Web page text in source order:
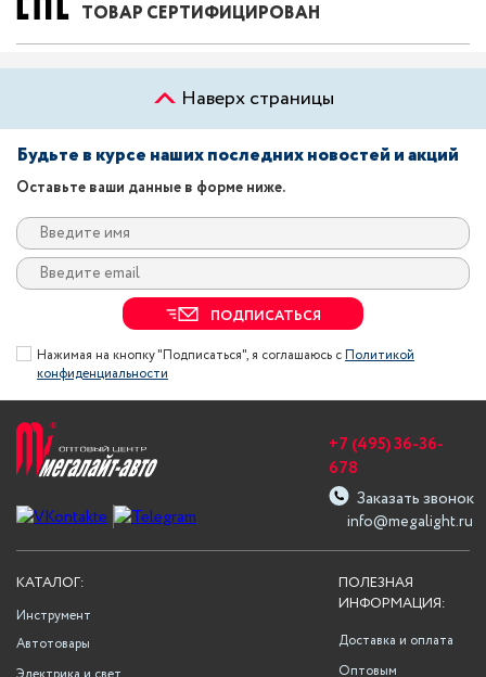
ТОВАР СЕРТИФИЦИРОВАН
Наверх страницы
Будьте в курсе наших последних новостей и акций
Оставьте ваши данные в форме ниже.
ПОДПИСАТЬСЯ
Нажимая на кнопку "Подписаться", я соглашаюсь сПолитикой
конфиденциальности
info@megalight.ru
+7 (495) 36-36-
678
Заказать звонок
ПОЛЕЗНАЯ
ИНФОРМАЦИЯ:
Доставка и оплата
Оптовым
КАТАЛОГ:
Инструмент
Автотовары